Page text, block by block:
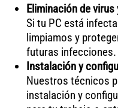
Eliminación de virus
Si tu PC está
limpiamos y
futuras infecciones.
Instalación y
Nuestros técnicos
instalación y